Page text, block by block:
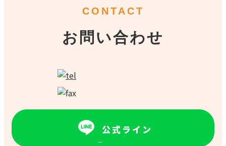
CONTACT
お問い合わせ
公式ライン